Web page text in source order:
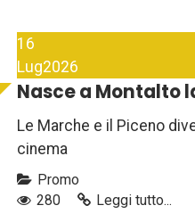
16
Lug2026
Nasce a Montalto
Le Marche e il Piceno
cinema
Promo
280
Leggi tutto...